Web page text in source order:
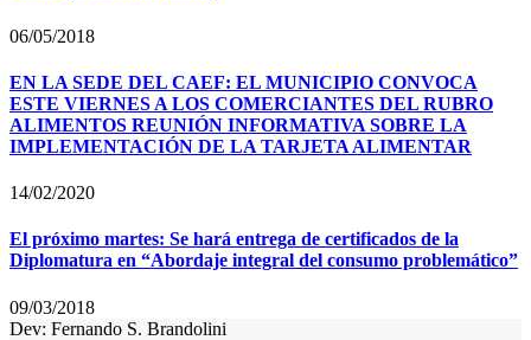
06/05/2018
EN LA SEDE DEL CAEF: EL MUNICIPIO CONVOCA
ESTE VIERNES A LOS COMERCIANTES DEL RUBRO
ALIMENTOS REUNIÓN INFORMATIVA SOBRE LA
IMPLEMENTACIÓN DE LA TARJETA ALIMENTAR
14/02/2020
El próximo martes: Se hará entrega de certificados de la
Diplomatura en “Abordaje integral del consumo problemático”
09/03/2018
Dev: Fernando S. Brandolini